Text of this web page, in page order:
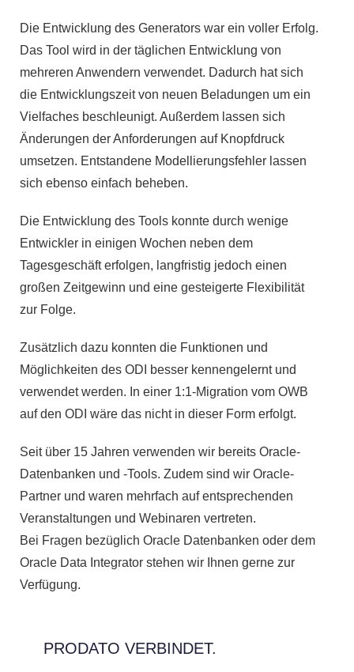
Die Entwicklung des Generators war ein voller Erfolg.
Das Tool wird in der täglichen Entwicklung von
mehreren Anwendern verwendet. Dadurch hat sich
die Entwicklungszeit von neuen Beladungen um ein
Vielfaches beschleunigt. Außerdem lassen sich
Änderungen der Anforderungen auf Knopfdruck
umsetzen. Entstandene Modellierungsfehler lassen
sich ebenso einfach beheben.
Die Entwicklung des Tools konnte durch wenige
Entwickler in einigen Wochen neben dem
Tagesgeschäft erfolgen, langfristig jedoch einen
großen Zeitgewinn und eine gesteigerte Flexibilität
zur Folge.
Zusätzlich dazu konnten die Funktionen und
Möglichkeiten des ODI besser kennengelernt und
verwendet werden. In einer 1:1-Migration vom OWB
auf den ODI wäre das nicht in dieser Form erfolgt.
Seit über 15 Jahren verwenden wir bereits Oracle-
Datenbanken und -Tools. Zudem sind wir Oracle-
Partner und waren mehrfach auf entsprechenden
Veranstaltungen und Webinaren vertreten.
Bei Fragen bezüglich Oracle Datenbanken oder dem
Oracle Data Integrator stehen wir Ihnen gerne zur
Verfügung.
PRODATO VERBINDET.